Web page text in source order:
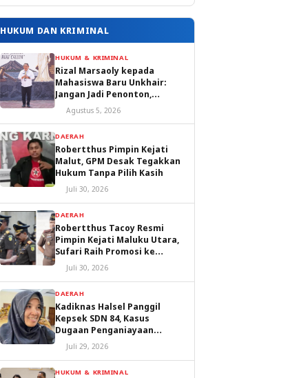
HUKUM DAN KRIMINAL
HUKUM & KRIMINAL
Rizal Marsaoly kepada
Mahasiswa Baru Unkhair:
Jangan Jadi Penonton,
Jadilah Penggerak Masa
Depan Ternate dan Maluku
Agustus 5, 2026
DAERAH
Robertthus Pimpin Kejati
Malut, GPM Desak Tegakkan
Hukum Tanpa Pilih Kasih
Juli 30, 2026
DAERAH
Robertthus Tacoy Resmi
Pimpin Kejati Maluku Utara,
Sufari Raih Promosi ke
Kejaksaan Agung
Juli 30, 2026
DAERAH
Kadiknas Halsel Panggil
Kepsek SDN 84, Kasus
Dugaan Penganiayaan
Diproses
Juli 29, 2026
HUKUM & KRIMINAL